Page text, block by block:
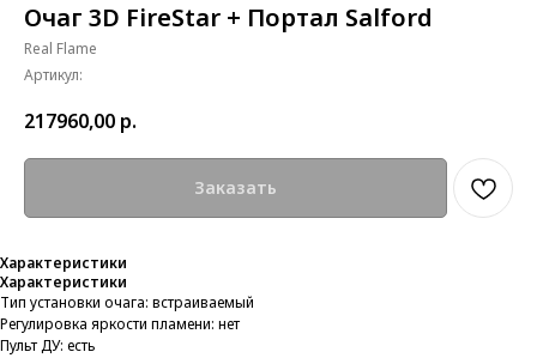
Очаг 3D FireStar + Портал Salford
Real Flame
Артикул:
217960,00 р.
Заказать
Характеристики
Характеристики
Тип установки очага: встраиваемый
Регулировка яркости пламени: нет
Пульт ДУ: есть